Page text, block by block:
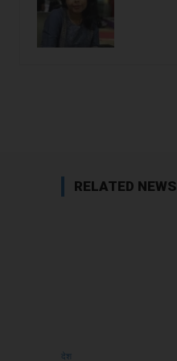
RELATED NEWS
देश